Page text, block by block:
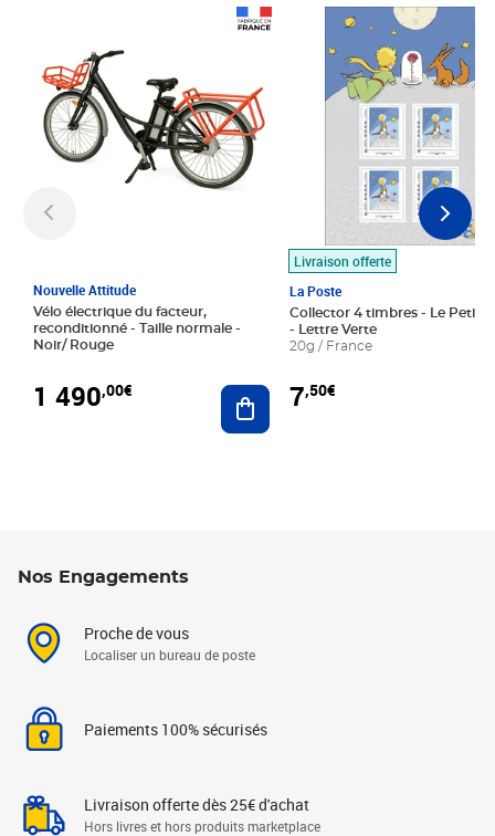
Nouvelle Attitude
Vélo électrique du facteur,
reconditionné - Taille normale -
Noir/ Rouge
1 490,00€ Ajouter au panier
Livraison offerte
La Poste
Collector 4 timbres - Le Petit
- Lettre Verte
20g / France
7,50€
Prix 7,50€
Nos Engagements
Proche de vous
Localiser un bureau de poste
Paiements 100% sécurisés
Livraison offerte dès 25€ d'achat
Hors livres et hors produits marketplace